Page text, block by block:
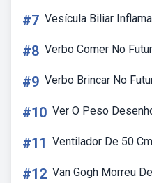
#7 Vesícula Biliar
#8 Verbo Comer No
#9 Verbo Brincar No
#10 Ver O Peso
#11 Ventilador De 50 Cm
#12 Van Gogh Morreu